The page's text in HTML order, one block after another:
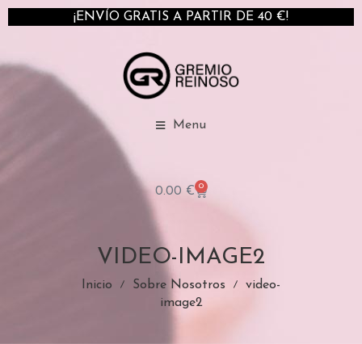
0.00 € 0
Menu
¡ENVÍO GRATIS A PARTIR DE 40 €!
VIDEO-IMAGE2
Inicio Sobre Nosotros
video-
image2